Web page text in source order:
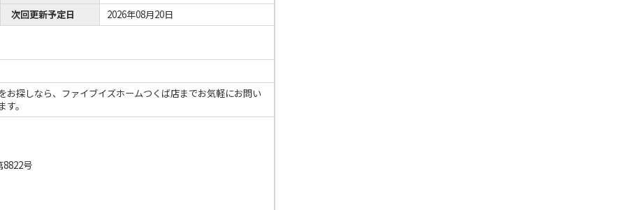
次回更新予定日
2026年08月20日
お探しなら、ファイブイズホームつくば店までお気軽にお問い
。
8822号